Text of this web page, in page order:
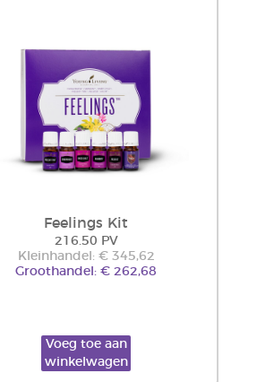
Feelings Kit
216.50 PV
Kleinhandel: € 345,62
Groothandel: € 262,68
Voeg toe aan
winkelwagen